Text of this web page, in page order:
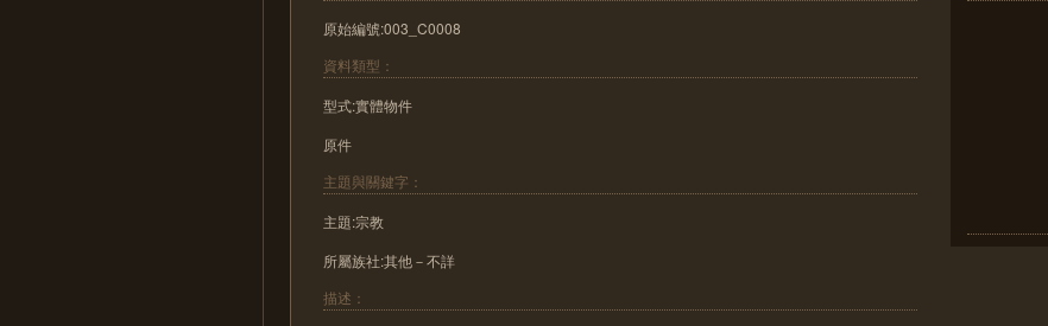
原始編號:003_C0008
資料類型：
型式:實體物件
原件
主題與關鍵字：
主題:宗教
所屬族社:其他－不詳
描述：